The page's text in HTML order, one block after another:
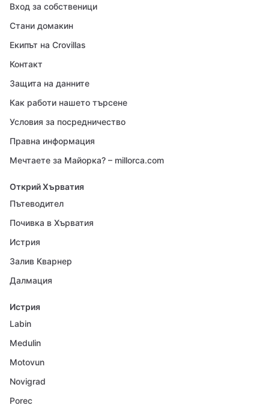
Вход за собственици
Стани домакин
Екипът на Crovillas
Контакт
Защита на данните
Как работи нашето търсене
Условия за посредничество
Правна информация
Мечтаете за Майорка? – millorca.com
Открий Хърватия
Пътеводител
Почивка в Хърватия
Истрия
Залив Кварнер
Далмация
Истрия
Labin
Medulin
Motovun
Novigrad
Porec